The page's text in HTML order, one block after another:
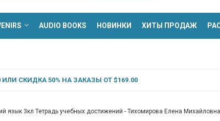
AUDIO BOOKS НОВИНКИ ХИТЫ ПРОДАЖ
СКИДКА 50% НА ЗАКАЗЫ ОТ $169.00
язык 3кл Тетрадь учебных достижений - Тихомирова Елена Михайловна